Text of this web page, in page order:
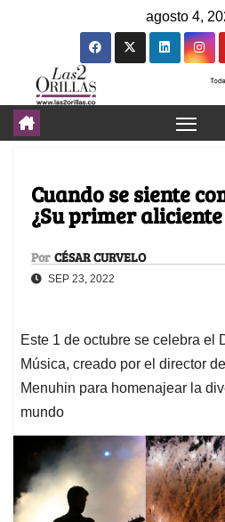
agosto 4,
Cuando se siente
¿Su primer
Por CÉSAR CURVELO
SEP 23, 2022
Este 1 de octubre se celebra el
Música, creado por el director
Menuhin para homenajear la
mundo